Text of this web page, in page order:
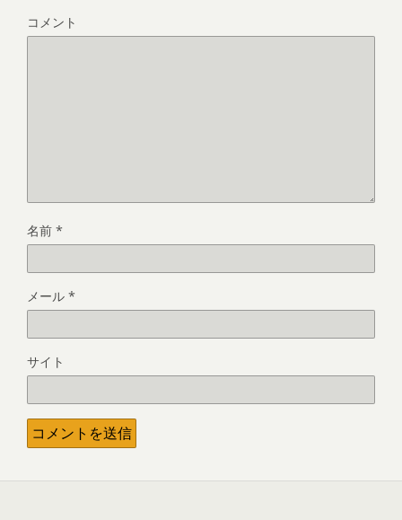
コメント
名前 *
メール *
サイト